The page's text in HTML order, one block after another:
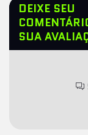
DEIXE SEU
SUA